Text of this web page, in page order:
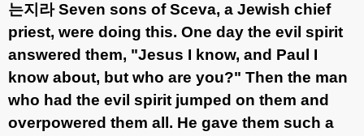
는지라Seven sons of Sceva, a Jewish chief
priest, were doing this. One day the evil spirit
answered them, "Jesus I know, and Paul I
know about, but who are you?" Then the man
who had the evil spirit jumped on them and
overpowered them all. He gave them such a